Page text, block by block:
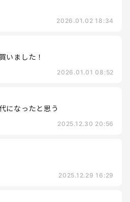
2026.01.02 18:34
いました！
2026.01.01 08:52
になったと思う
2025.12.30 20:56
2025.12.29 16:29